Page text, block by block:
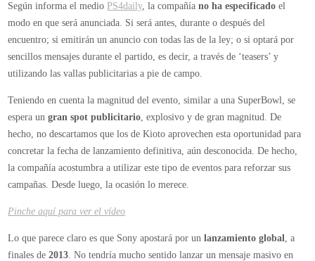
Champions
Según informa el medio PS4daily, la compañíano ha especificado el
modo en que será anunciada. Si será antes, durante o después del
encuentro; si emitirán un anuncio con todas las de la ley; o si optará por
sencillos mensajes durante el partido, es decir, a través de ‘teasers’ y
utilizando las vallas publicitarias a pie de campo.
Teniendo en cuenta la magnitud del evento, similar a una SuperBowl, se
espera ungran spot publicitario, explosivo y de gran magnitud. De
hecho, no descartamos que los de Kioto aprovechen esta oportunidad para
concretar la fecha de lanzamiento definitiva, aún desconocida. De hecho,
la compañía acostumbra a utilizar este tipo de eventos para reforzar sus
campañas. Desde luego, la ocasión lo merece.
Pinche aquí para ver el vídeo
Lo que parece claro es que Sony apostará por unlanzamiento global, a
finales de2013. No tendría mucho sentido lanzar un mensaje masivo en